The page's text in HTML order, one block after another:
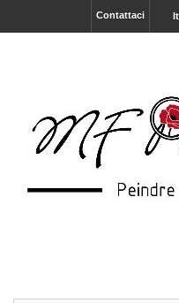
Contattaci